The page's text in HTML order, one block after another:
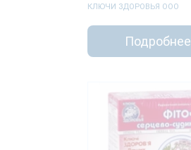
КЛЮЧИ ЗДОРОВЬЯ ООО
Подробнее